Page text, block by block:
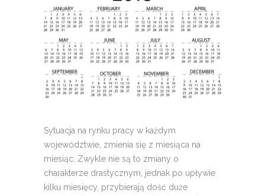
Sytuacja na rynku pracy w każdym
województwie, zmienia się z miesiąca na
miesiąc. Zwykle nie są to zmiany o
charakterze drastycznym, jednak po upływie
kilku miesięcy, przybierają dość duże